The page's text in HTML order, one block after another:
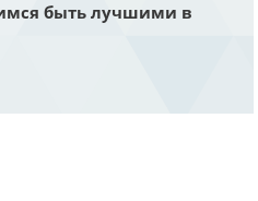
быть лучшими в